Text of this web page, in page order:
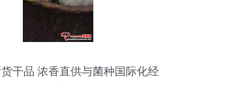
干品 浓香直供与菌种国际化经